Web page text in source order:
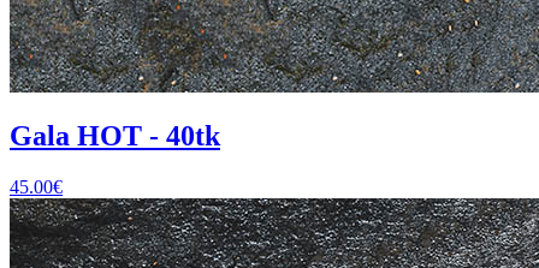
Gala HOT - 40tk
45.00€